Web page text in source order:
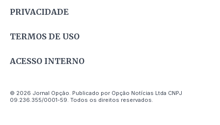
PRIVACIDADE
TERMOS DE USO
ACESSO INTERNO
© 2026 Jornal Opção. Publicado por Opção Notícias Ltda CNPJ
09.236.355/0001-59. Todos os direitos reservados.